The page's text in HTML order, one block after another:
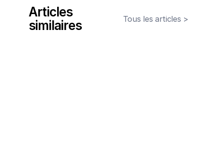
Articles
similaires
Tous les articles >